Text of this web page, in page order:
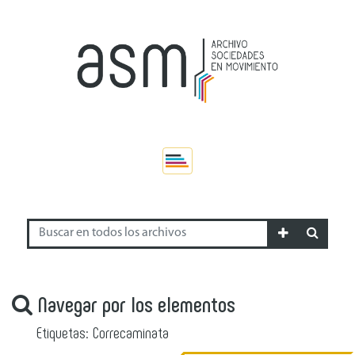
Navegar por los elementos
Etiquetas: Correcaminata